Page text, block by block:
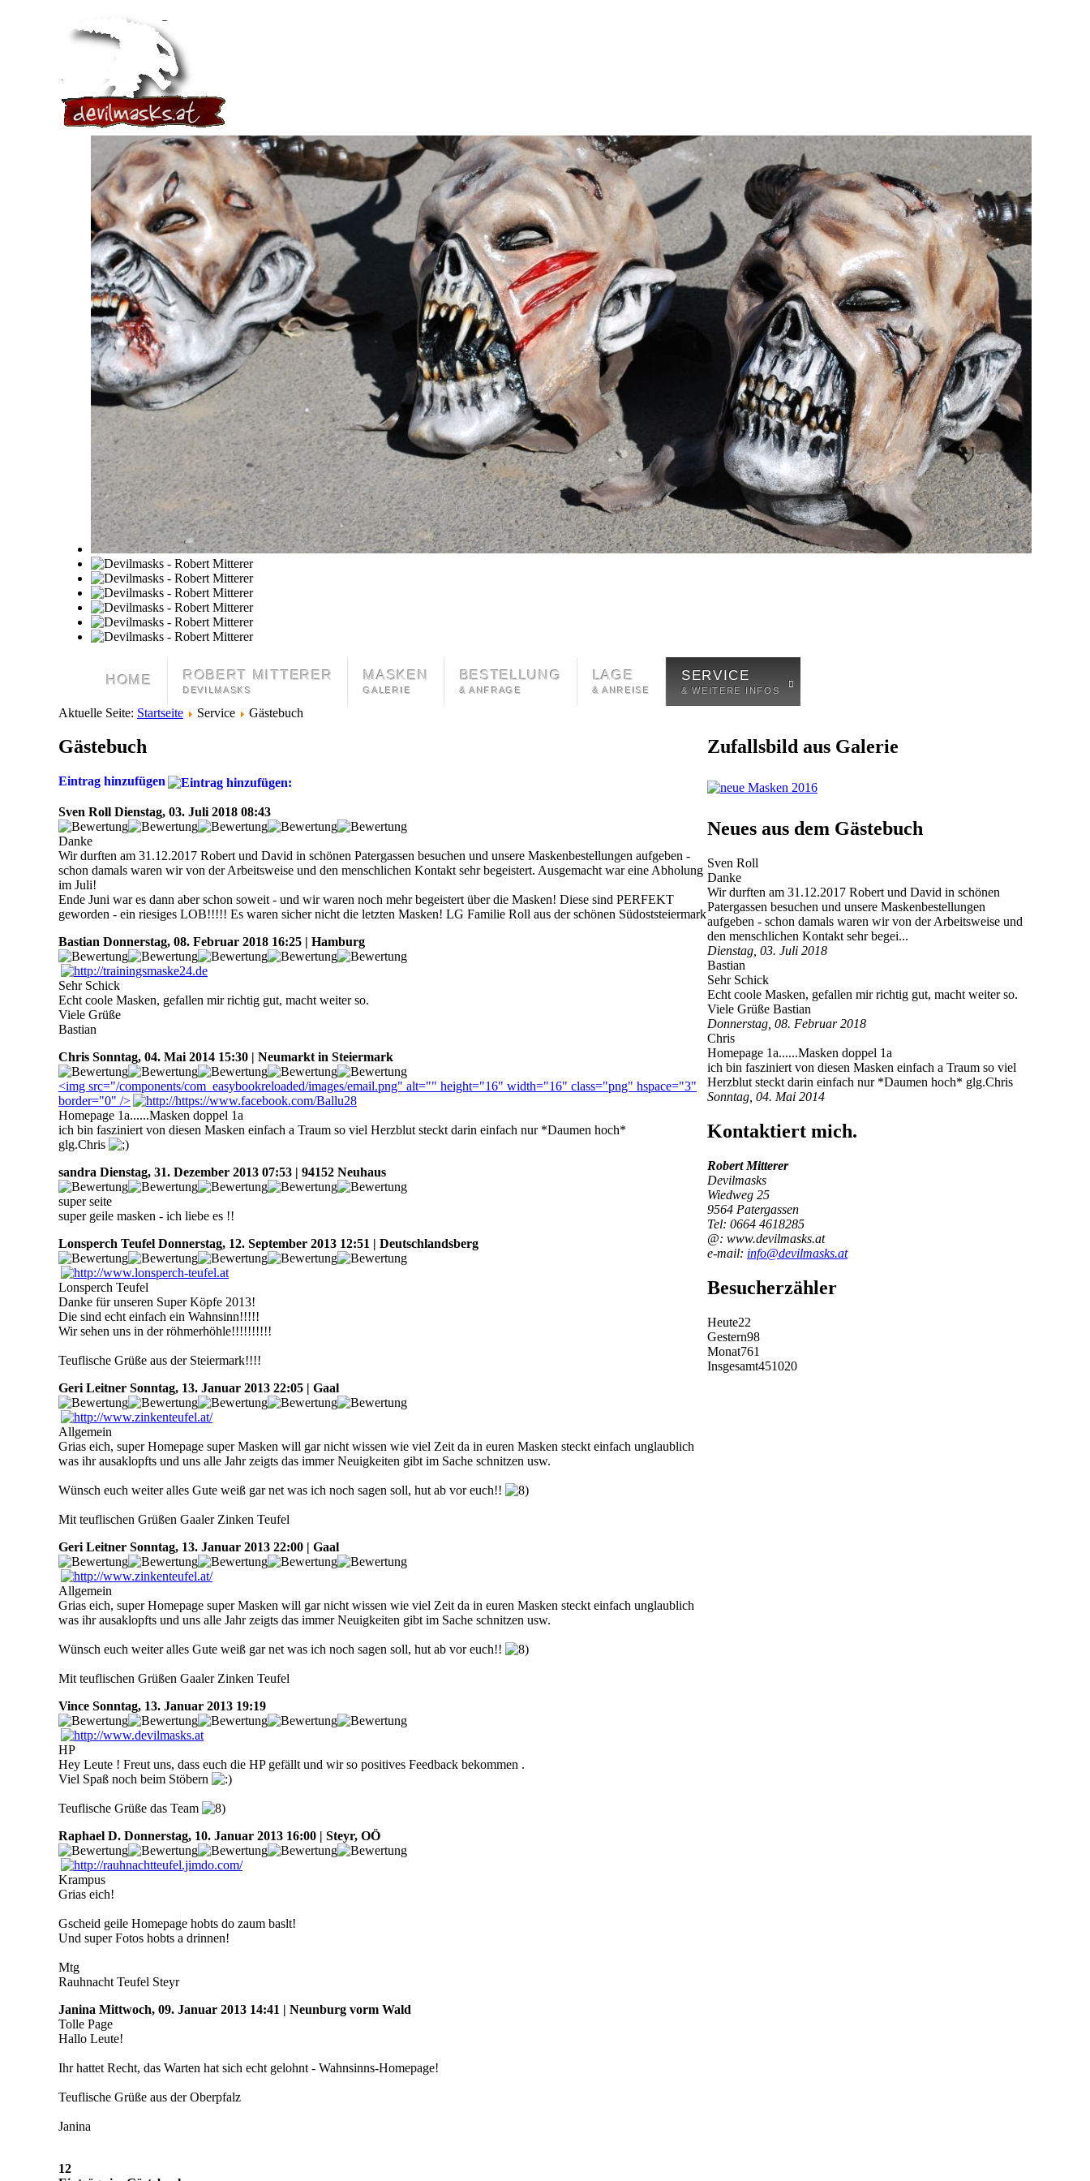
HOME ROBERT MITTERER
DEVILMASKS
MASKEN
GALERIE
BESTELLUNG
& ANFRAGE
LAGE
& ANREISE
SERVICE
& WEITERE INFOS
Aktuelle Seite: Startseite Service Gästebuch
Gästebuch
Eintrag hinzufügen
Sven Roll Dienstag, 03. Juli 2018 08:43
Danke
Wir durften am 31.12.2017 Robert und David in schönen Patergassen besuchen und unsere Maskenbestellungen aufgeben -
schon damals waren wir von der Arbeitsweise und den menschlichen Kontakt sehr begeistert. Ausgemacht war eine Abholung
im Juli!
Ende Juni war es dann aber schon soweit - und wir waren noch mehr begeistert über die Masken! Diese sind PERFEKT
geworden - ein riesiges LOB!!!!! Es waren sicher nicht die letzten Masken! LG Familie Roll aus der schönen Südoststeiermark
Bastian Donnerstag, 08. Februar 2018 16:25 | Hamburg
Sehr Schick
Echt coole Masken, gefallen mir richtig gut, macht weiter so.
Viele Grüße
Bastian
Chris Sonntag, 04. Mai 2014 15:30 | Neumarkt in Steiermark
<img src="/components/com_easybookreloaded/images/email.png" alt="" height="16" width="16" class="png" hspace="3"
border="0" />
Homepage 1a......Masken doppel 1a
ich bin fasziniert von diesen Masken einfach a Traum so viel Herzblut steckt darin einfach nur *Daumen hoch*
glg.Chris
sandra Dienstag, 31. Dezember 2013 07:53 | 94152 Neuhaus
super seite
super geile masken - ich liebe es !!
Lonsperch Teufel Donnerstag, 12. September 2013 12:51 | Deutschlandsberg
Lonsperch Teufel
Danke für unseren Super Köpfe 2013!
Die sind echt einfach ein Wahnsinn!!!!!
Wir sehen uns in der röhmerhöhle!!!!!!!!!!
Teuflische Grüße aus der Steiermark!!!!
Geri Leitner Sonntag, 13. Januar 2013 22:05 | Gaal
Allgemein
Grias eich, super Homepage super Masken will gar nicht wissen wie viel Zeit da in euren Masken steckt einfach unglaublich
was ihr ausaklopfts und uns alle Jahr zeigts das immer Neuigkeiten gibt im Sache schnitzen usw.
Wünsch euch weiter alles Gute weiß gar net was ich noch sagen soll, hut ab vor euch!!
Mit teuflischen Grüßen Gaaler Zinken Teufel
Geri Leitner Sonntag, 13. Januar 2013 22:00 | Gaal
Allgemein
Grias eich, super Homepage super Masken will gar nicht wissen wie viel Zeit da in euren Masken steckt einfach unglaublich
was ihr ausaklopfts und uns alle Jahr zeigts das immer Neuigkeiten gibt im Sache schnitzen usw.
Wünsch euch weiter alles Gute weiß gar net was ich noch sagen soll, hut ab vor euch!!
Mit teuflischen Grüßen Gaaler Zinken Teufel
Vince Sonntag, 13. Januar 2013 19:19
HP
Hey Leute ! Freut uns, dass euch die HP gefällt und wir so positives Feedback bekommen .
Viel Spaß noch beim Stöbern
Teuflische Grüße das Team
Raphael D. Donnerstag, 10. Januar 2013 16:00 | Steyr, OÖ
Krampus
Grias eich!
Gscheid geile Homepage hobts do zaum baslt!
Und super Fotos hobts a drinnen!
Mtg
Rauhnacht Teufel Steyr
Janina Mittwoch, 09. Januar 2013 14:41 | Neunburg vorm Wald
Tolle Page
Hallo Leute!
Ihr hattet Recht, das Warten hat sich echt gelohnt - Wahnsinns-Homepage!
Teuflische Grüße aus der Oberpfalz
Janina
12
Zufallsbild aus Galerie
Neues aus dem Gästebuch
Sven Roll
Danke
Wir durften am 31.12.2017 Robert und David in schönen
Patergassen besuchen und unsere Maskenbestellungen
aufgeben - schon damals waren wir von der Arbeitsweise und
den menschlichen Kontakt sehr begei...
Dienstag, 03. Juli 2018
Bastian
Sehr Schick
Echt coole Masken, gefallen mir richtig gut, macht weiter so.
Viele Grüße Bastian
Donnerstag, 08. Februar 2018
Chris
Homepage 1a......Masken doppel 1a
ich bin fasziniert von diesen Masken einfach a Traum so viel
Herzblut steckt darin einfach nur *Daumen hoch* glg.Chris
Sonntag, 04. Mai 2014
Kontaktiert mich.
Robert Mitterer
Devilmasks
Wiedweg 25
9564 Patergassen
Tel: 0664 4618285
@: www.devilmasks.at
e-mail: info@devilmasks.at
Besucherzähler
Heute22
Gestern98
Monat761
Insgesamt451020